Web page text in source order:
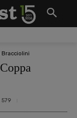
Bracciolini
579